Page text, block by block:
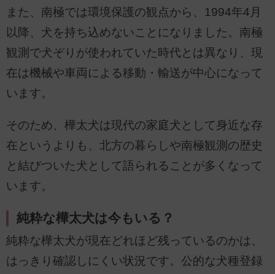
また、南極では環境保護の観点から、1994年4月
以降、犬を持ち込めないことになりました。南極
観測で犬ぞりが使われていた時代とは異なり、現
在は機械や車両による移動・輸送が中心になって
います。
そのため、樺太犬は現代の家庭犬として身近な存
在というよりも、北方の暮らしや南極観測の歴史
と結びついた犬として語られることが多くなって
います。
純粋な樺太犬は今もいる？
純粋な樺太犬が現在どれほど残っているのかは、
はっきり確認しにくい状況です。公的な犬種登録